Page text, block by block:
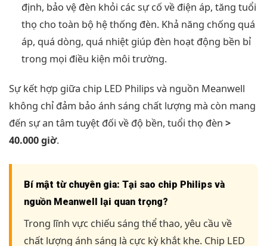
định, bảo vệ đèn khỏi các sự cố về điện áp, tăng tuổi
thọ cho toàn bộ hệ thống đèn. Khả năng chống quá
áp, quá dòng, quá nhiệt giúp đèn hoạt động bền bỉ
trong mọi điều kiện môi trường.
Sự kết hợp giữa chip LED Philips và nguồn Meanwell
không chỉ đảm bảo ánh sáng chất lượng mà còn mang
đến sự an tâm tuyệt đối về độ bền, tuổi thọ đèn >
40.000 giờ.
Bí mật từ chuyên gia: Tại sao chip Philips và
nguồn Meanwell lại quan trọng?
Trong lĩnh vực chiếu sáng thể thao, yêu cầu về
chất lượng ánh sáng là cực kỳ khắt khe. Chip LED